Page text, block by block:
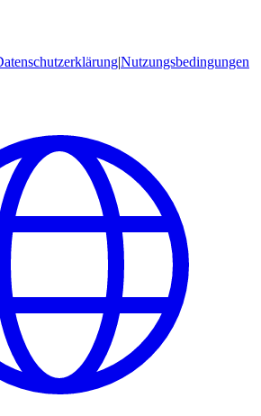
|Nutzungsbedingungen